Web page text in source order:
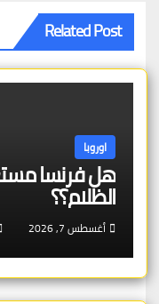
Related Post
اوروبا
هل فرنسا
الظلام؟؟
أغسطس 7, 2026